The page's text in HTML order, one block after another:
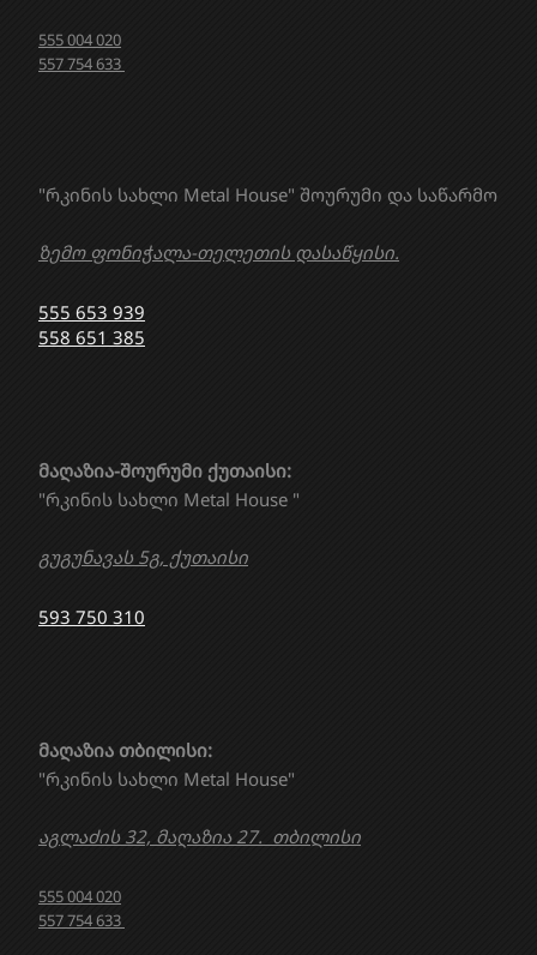
"რკინის სახლი Metal House" შოურუმი და საწარმო
ზემო ფონიჭალა-თელეთის დასაწყისი.
555 653 939
558 651 385
მაღაზია თბილისი:
"რკინის სახლი Metal House"
აგლაძის 32, მაღაზია 27. თბილისი
555 004 020
557 754 633
მაღაზია-შოურუმი ქუთაისი:
"რკინის სახლი Metal House "
გუგუნავას 5გ, ქუთაისი
593 750 310
555 004 020
557 754 633